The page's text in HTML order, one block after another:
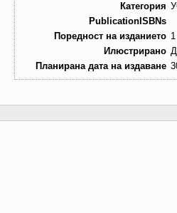
Категория
PublicationISBNs
Поредност на изданието 1
Илюстрирано
Планирана дата на издаване